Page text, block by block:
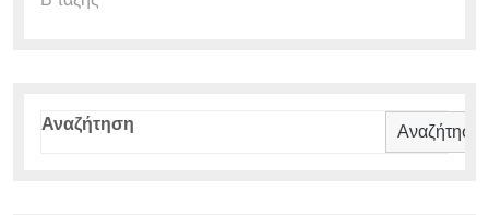
Αναζήτηση Αναζήτηση